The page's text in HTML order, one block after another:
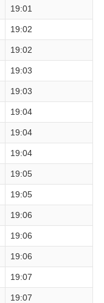
19:01
19:02
19:02
19:03
19:03
19:04
19:04
19:04
19:05
19:05
19:06
19:06
19:06
19:07
19:07